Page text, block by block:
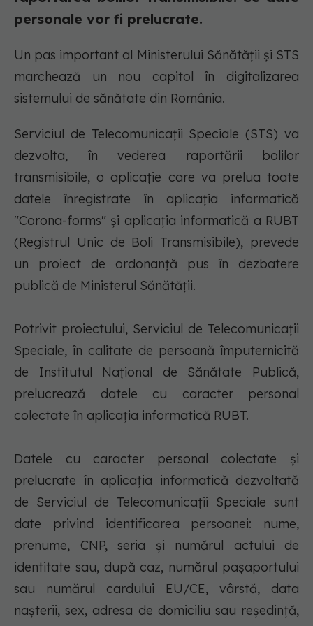
personale vor fi prelucrate.
Un pas important al Ministerului Sănătății și STS
marchează un nou capitol în digitalizarea
sistemului de sănătate din România.
Serviciul de Telecomunicaţii Speciale (STS) va
dezvolta, în vederea raportării bolilor
transmisibile, o aplicaţie care va prelua toate
datele înregistrate în aplicaţia informatică
"Corona-forms" şi aplicaţia informatică a RUBT
(Registrul Unic de Boli Transmisibile), prevede
un proiect de ordonanţă pus în dezbatere
publică de Ministerul Sănătăţii.
Potrivit proiectului, Serviciul de Telecomunicaţii
Speciale, în calitate de persoană împuternicită
de Institutul Naţional de Sănătate Publică,
prelucrează datele cu caracter personal
colectate în aplicaţia informatică RUBT.
Datele cu caracter personal colectate şi
prelucrate în aplicaţia informatică dezvoltată
de Serviciul de Telecomunicaţii Speciale sunt
date privind identificarea persoanei: nume,
prenume, CNP, seria şi numărul actului de
identitate sau, după caz, numărul paşaportului
sau numărul cardului EU/CE, vârstă, data
naşterii, sex, adresa de domiciliu sau reşedinţă,